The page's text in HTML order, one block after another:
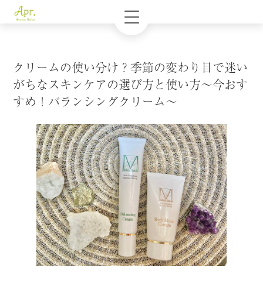
クリームの使い分け？季節の変わり目で迷い
がちなスキンケアの選び方と使い方〜今おす
すめ！バランシングクリーム〜